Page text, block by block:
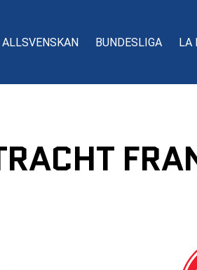
ALLSVENSKAN BUNDESLIGA LA